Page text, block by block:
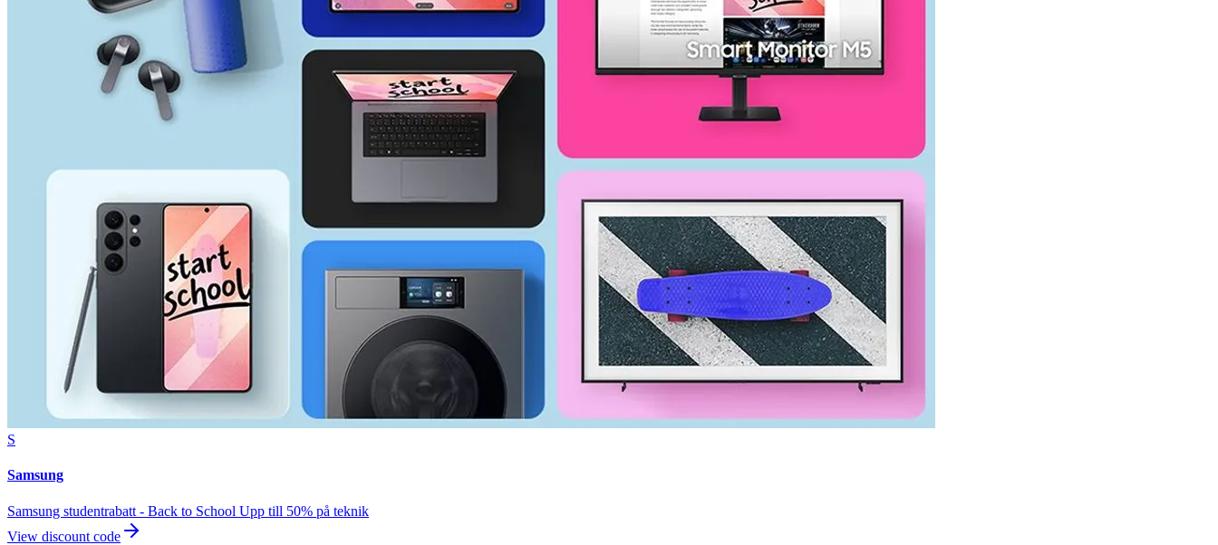
S
Samsung
Samsung studentrabatt - Back to School Upp till 50% på teknik
View discount code